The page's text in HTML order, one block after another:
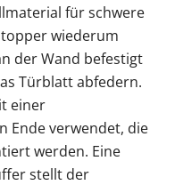
für schwere
wiederum
der Wand befestigt
Türblatt abfedern.
einer
Ende verwendet, die
werden. Eine
stellt der